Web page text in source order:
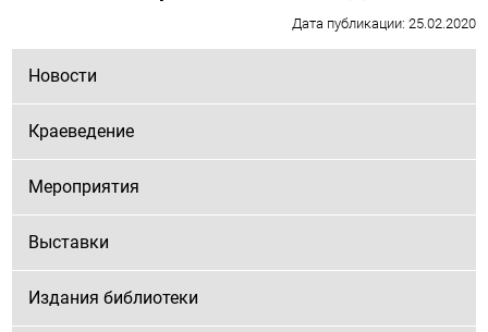
Дата публикации: 25.02.2020
Новости
Краеведение
Мероприятия
Выставки
Издания библиотеки